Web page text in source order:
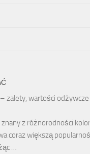
zalety, wartości
znany z różnorodności
coraz większą
…